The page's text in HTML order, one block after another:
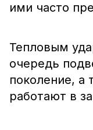
ими часто
Тепловым
очередь
поколение, а
работают в